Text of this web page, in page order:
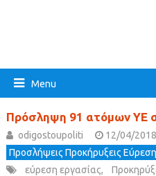
Menu
Πρόσληψη 91 ατόμων ΥΕ
odigostoupoliti
12/04/2018
Προσλήψεις Προκήρυξεις
εύρεση εργασίας,